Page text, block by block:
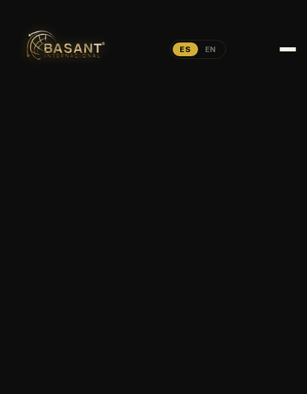
ES EN